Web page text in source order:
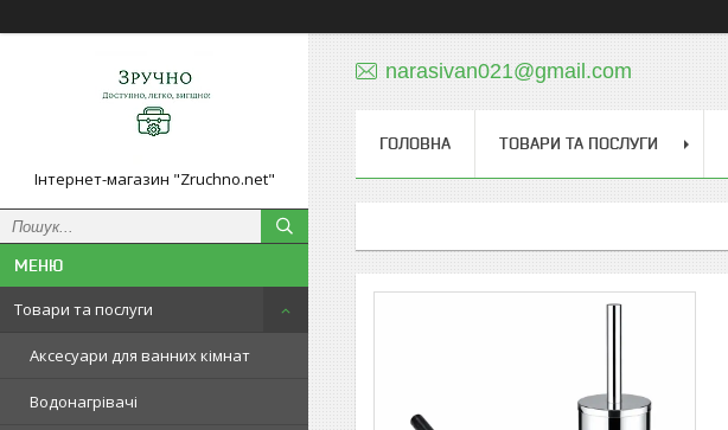
Інтернет-магазин "Zruchno.net"
Товари та послуги
Аксесуари для ванних кімнат
Водонагрівачі
narasivan021@gmail.com
ГОЛОВНА ТОВАРИ ТА ПОСЛУГИ